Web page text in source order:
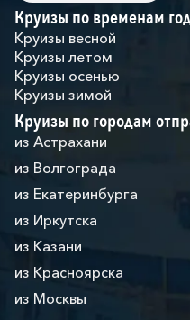
Круизы по временам
Круизы весной
Круизы летом
Круизы осенью
Круизы зимой
Круизы по городам
из Астрахани
из Волгограда
из Екатеринбурга
из Иркутска
из Казани
из Красноярска
из Москвы